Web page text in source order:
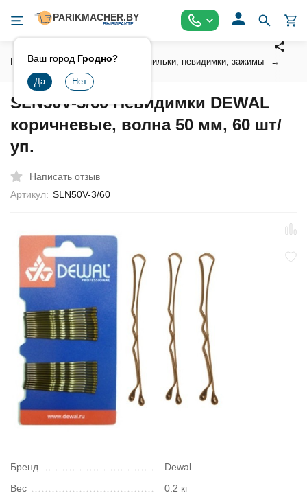
Ваш город Гродно?
Главная Аксессуары Шпильки, невидимки, зажимы
SLN50V-3/60 Невидимки DEWAL
коричневые, волна 50 мм, 60 шт/
уп.
Написать отзыв
Артикул: SLN50V-3/60
Бренд
Dewal
Вес
0.2 кг